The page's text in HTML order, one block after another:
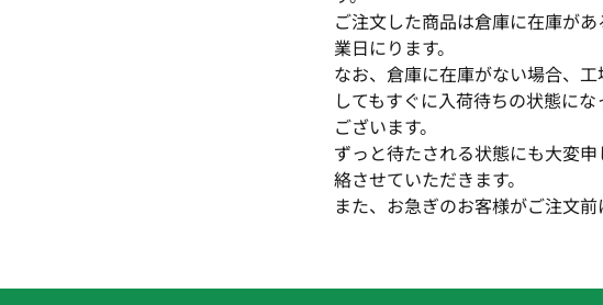
ご注文した商品は倉庫に在庫が
業日にります。
なお、倉庫に在庫がない場合、
してもすぐに入荷待ちの状態に
ございます。
ずっと待たされる状態にも大変
絡させていただきます。
また、お急ぎのお客様がご注文